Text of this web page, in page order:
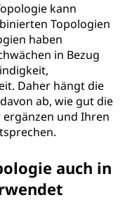
kann
Topologien
haben
in Bezug
Daher hängt die
ab, wie gut die
und Ihren
auch in